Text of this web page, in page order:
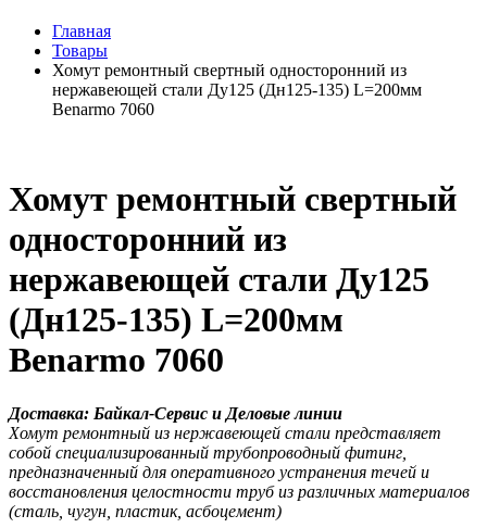
Главная
Товары
Хомут ремонтный свертный односторонний из
нержавеющей стали Ду125 (Дн125-135) L=200мм
Benarmo 7060
Хомут ремонтный свертный
односторонний из
нержавеющей стали Ду125
(Дн125-135) L=200мм
Benarmo 7060
Доставка: Байкал-Сервис и Деловые линии
Хомут ремонтный из нержавеющей стали представляет
собой специализированный трубопроводный фитинг,
предназначенный для оперативного устранения течей и
восстановления целостности труб из различных материалов
(сталь, чугун, пластик, асбоцемент)